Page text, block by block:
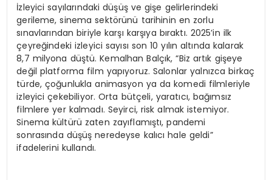
İzleyici sayılarındaki düşüş ve gişe gelirlerindeki
gerileme, sinema sektörünü tarihinin en zorlu
sınavlarından biriyle karşı karşıya bıraktı. 2025’in ilk
çeyreğindeki izleyici sayısı son 10 yılın altında kalarak
8,7 milyona düştü. Kemalhan Balçık, “Biz artık gişeye
değil platforma film yapıyoruz. Salonlar yalnızca birkaç
türde, çoğunlukla animasyon ya da komedi filmleriyle
izleyici çekebiliyor. Orta bütçeli, yaratıcı, bağımsız
filmlere yer kalmadı. Seyirci, risk almak istemiyor.
Sinema kültürü zaten zayıflamıştı, pandemi
sonrasında düşüş neredeyse kalıcı hale geldi”
ifadelerini kullandı.